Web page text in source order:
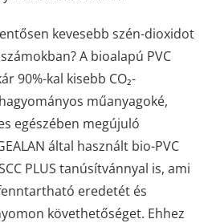
kevesebb szén-dioxidot
A bioalapú PVC
90%-kal kisebb CO₂-
műanyagoké,
egészében megújuló
által használt bio-PVC
PLUS tanúsítvánnyal is, ami
eredetét és
követhetőséget. Ehhez